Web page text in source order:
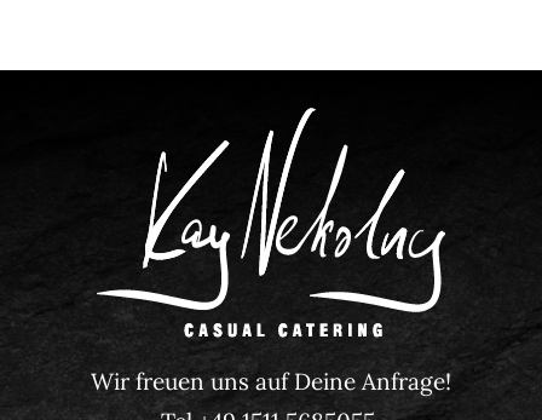
Wir freuen uns auf Deine Anfrage!